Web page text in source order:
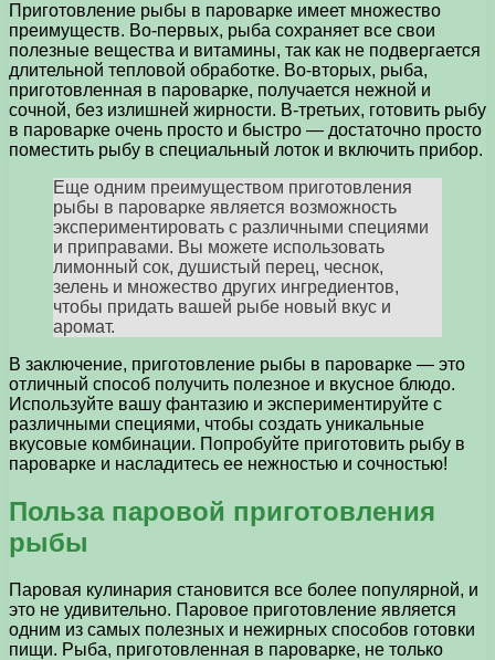
Приготовление рыбы в пароварке имеет множество
преимуществ. Во-первых, рыба сохраняет все свои
полезные вещества и витамины, так как не подвергается
длительной тепловой обработке. Во-вторых, рыба,
приготовленная в пароварке, получается нежной и
сочной, без излишней жирности. В-третьих, готовить рыбу
в пароварке очень просто и быстро — достаточно просто
поместить рыбу в специальный лоток и включить прибор.
Еще одним преимуществом приготовления
рыбы в пароварке является возможность
экспериментировать с различными специями
и приправами. Вы можете использовать
лимонный сок, душистый перец, чеснок,
зелень и множество других ингредиентов,
чтобы придать вашей рыбе новый вкус и
аромат.
В заключение, приготовление рыбы в пароварке — это
отличный способ получить полезное и вкусное блюдо.
Используйте вашу фантазию и экспериментируйте с
различными специями, чтобы создать уникальные
вкусовые комбинации. Попробуйте приготовить рыбу в
пароварке и насладитесь ее нежностью и сочностью!
Польза паровой приготовления
рыбы
Паровая кулинария становится все более популярной, и
это не удивительно. Паровое приготовление является
одним из самых полезных и нежирных способов готовки
пищи. Рыба, приготовленная в пароварке, не только